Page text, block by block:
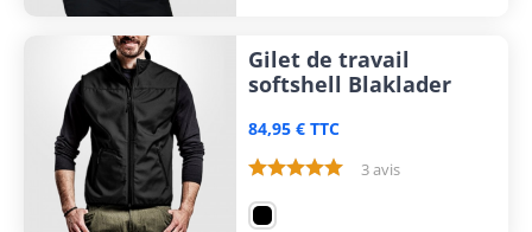
Gilet de travail
softshell Blaklader
84,95 € TTC
3 avis